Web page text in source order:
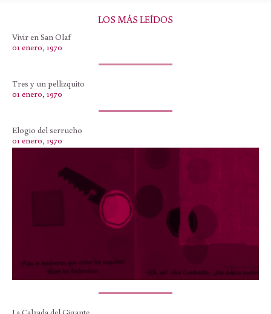
LOS MÁS LEÍDOS
Vivir en San Olaf
01 enero, 1970
Tres y un pellizquito
01 enero, 1970
Elogio del serrucho
01 enero, 1970